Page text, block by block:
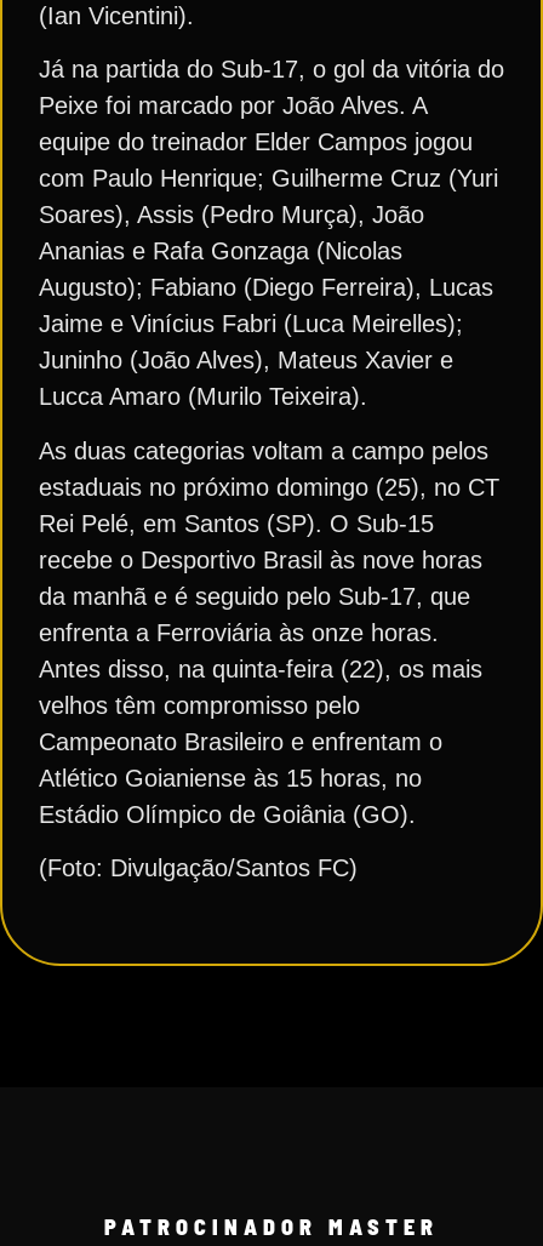
(Ian Vicentini).
Já na partida do Sub-17, o gol da vitória do
Peixe foi marcado por João Alves. A
equipe do treinador Elder Campos jogou
com Paulo Henrique; Guilherme Cruz (Yuri
Soares), Assis (Pedro Murça), João
Ananias e Rafa Gonzaga (Nicolas
Augusto); Fabiano (Diego Ferreira), Lucas
Jaime e Vinícius Fabri (Luca Meirelles);
Juninho (João Alves), Mateus Xavier e
Lucca Amaro (Murilo Teixeira).
As duas categorias voltam a campo pelos
estaduais no próximo domingo (25), no CT
Rei Pelé, em Santos (SP). O Sub-15
recebe o Desportivo Brasil às nove horas
da manhã e é seguido pelo Sub-17, que
enfrenta a Ferroviária às onze horas.
Antes disso, na quinta-feira (22), os mais
velhos têm compromisso pelo
Campeonato Brasileiro e enfrentam o
Atlético Goianiense às 15 horas, no
Estádio Olímpico de Goiânia (GO).
(Foto: Divulgação/Santos FC)
PATROCINADOR MASTER